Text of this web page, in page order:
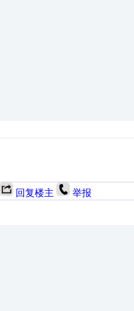
回复楼主 举报